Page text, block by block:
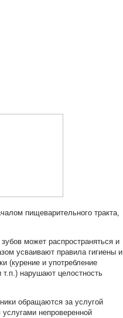
пищеварительного тракта,
может распространяться и
усваивают правила гигиены и
(курение и употребление
т.п.) нарушают целостность
обращаются за услугой
непроверенной